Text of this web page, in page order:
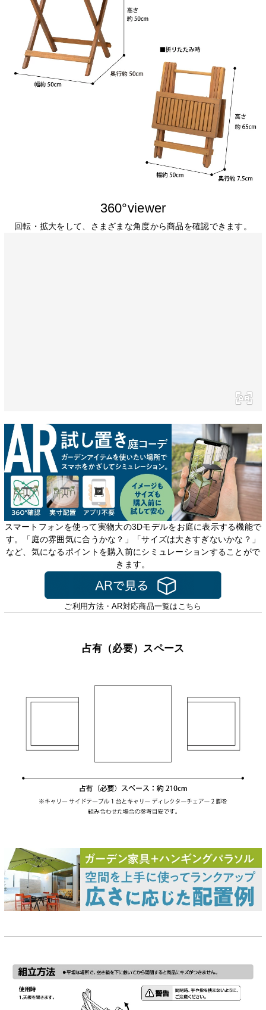
360°viewer
回転・拡大をして、さまざまな角度から商品を確認できます。
スマートフォンを使って実物大の3Dモデルをお庭に表示する機能で
す。「庭の雰囲気に合うかな？」「サイズは大きすぎないかな？」
など、気になるポイントを購入前にシミュレーションすることがで
きます。
ご利用方法・AR対応商品一覧はこちら
占有（必要）スペース